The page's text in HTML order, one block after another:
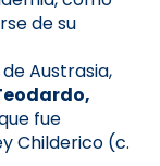
de su
Austrasia,
fue
Childerico (c.